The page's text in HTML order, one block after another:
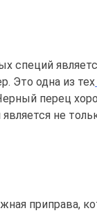
специй
Это одна из тех
перец
не
приправа,